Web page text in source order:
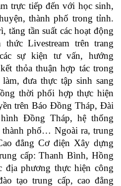
trực tiếp đến với học sinh,
thành phố trong tỉnh.
tần suất các hoạt động
Livestream trên trang
sự kiện tư vấn, hướng
thỏa thuận hợp tác trong
đưa thực tập sinh sang
thời phối hợp thực hiện
trên Báo Đồng Tháp, Đài
Đồng Tháp, hệ thống
thành phố… Ngoài ra, trung
đẳng Cơ điện Xây dựng
cấp: Thanh Bình, Hồng
địa phương thực hiện công
tạo trung cấp, cao đẳng